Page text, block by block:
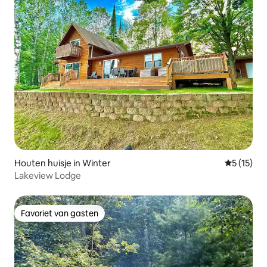
Houten huisje in Winter
5 (15)
Lakeview Lodge
Favoriet van gasten
Favoriet van gasten